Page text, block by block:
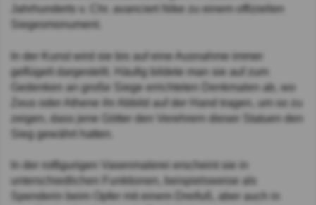
Jahrhunderts v. Chr. avanciert Nike zu einem offiziellen
Siegesmonument.
In der Kunst wird sie bis auf eine Ausnahme immer
geflügelt dargestellt. Häufig bildete man sie auf zum
Gedenken an große Siege errichteten Denkmalen ab, wo
Zeus oder Athene ihr Abbild auf der Hand tragen, um so zu
zeigen, dass jene Götter den Verehrern dieser Statuen den
Sieg gewährt hatten.
In der rotfigurigen Vasenmalerei erscheint sie in
unterschiedlichen Funktionen, beispielsweise als
Spenderin beim Opfer mit einem Dreifuß, aber auch in